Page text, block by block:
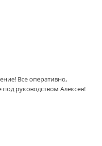
Все оперативно,
руководством Алексея!